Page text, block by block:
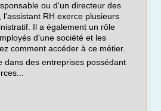
ou d'un directeur des
l'assistant RH exerce plusieurs
Il a également un rôle
d'une société et les
comment accéder à ce métier.
dans des entreprises possédant